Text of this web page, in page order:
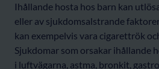
Ihållande hosta hos barn kan
eller av sjukdomsalstrande
kan exempelvis vara cigarettrök
Sjukdomar som orsakar ihållande
i luftvägarna, astma, bronkit,